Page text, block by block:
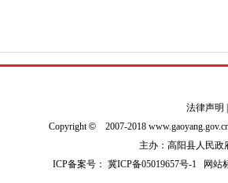
法律声明
Copyright©2007-2018
主办：高阳县人民政
ICP备案号： 冀ICP备05019657号-1网站标